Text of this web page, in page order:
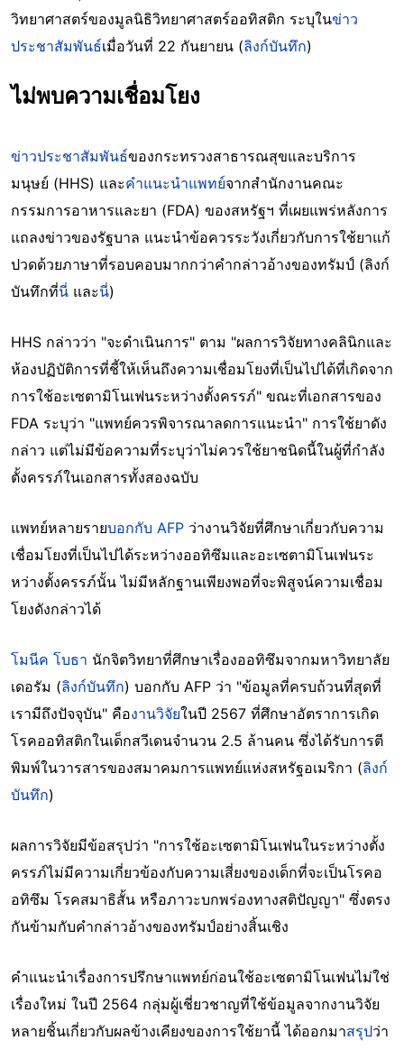
วิทยาศาสตร์ของมูลนิธิวิทยาศาสตร์ออทิสติก ระบุในข่าว
ประชาสัมพันธ์เมื่อวันที่ 22 กันยายน (ลิงก์บันทึก)
ไม่พบความเชื่อมโยง
ข่าวประชาสัมพันธ์ของกระทรวงสาธารณสุขและบริการ
มนุษย์ (HHS) และคำแนะนำแพทย์จากสำนักงานคณะ
กรรมการอาหารและยา (FDA) ของสหรัฐฯ ที่เผยแพร่หลังการ
แถลงข่าวของรัฐบาล แนะนำข้อควรระวังเกี่ยวกับการใช้ยาแก้
ปวดด้วยภาษาที่รอบคอบมากกว่าคำกล่าวอ้างของทรัมป์ (ลิงก์
บันทึกที่นี่ และนี่)
HHS กล่าวว่า "จะดำเนินการ" ตาม "ผลการวิจัยทางคลินิกและ
ห้องปฏิบัติการที่ชี้ให้เห็นถึงความเชื่อมโยงที่เป็นไปได้ที่เกิดจาก
การใช้อะเซตามิโนเฟนระหว่างตั้งครรภ์" ขณะที่เอกสารของ
FDA ระบุว่า "แพทย์ควรพิจารณาลดการแนะนำ" การใช้ยาดัง
กล่าว แต่ไม่มีข้อความที่ระบุว่าไม่ควรใช้ยาชนิดนี้ในผู้ที่กำลัง
ตั้งครรภ์ในเอกสารทั้งสองฉบับ
แพทย์หลายรายบอกกับ AFP ว่างานวิจัยที่ศึกษาเกี่ยวกับความ
เชื่อมโยงที่เป็นไปได้ระหว่างออทิซึมและอะเซตามิโนเฟนระ
หว่างตั้งครรภ์นั้น ไม่มีหลักฐานเพียงพอที่จะพิสูจน์ความเชื่อม
โยงดังกล่าวได้
โมนีค โบธา นักจิตวิทยาที่ศึกษาเรื่องออทิซึมจากมหาวิทยาลัย
เดอรัม (ลิงก์บันทึก) บอกกับ AFP ว่า "ข้อมูลที่ครบถ้วนที่สุดที่
เรามีถึงปัจจุบัน" คืองานวิจัยในปี 2567 ที่ศึกษาอัตราการเกิด
โรคออทิสติกในเด็กสวีเดนจำนวน 2.5 ล้านคน ซึ่งได้รับการตี
พิมพ์ในวารสารของสมาคมการแพทย์แห่งสหรัฐอเมริกา (ลิงก์
บันทึก)
ผลการวิจัยมีข้อสรุปว่า "การใช้อะเซตามิโนเฟนในระหว่างตั้ง
ครรภ์ไม่มีความเกี่ยวข้องกับความเสี่ยงของเด็กที่จะเป็นโรคอ
อทิซึม โรคสมาธิสั้น หรือภาวะบกพร่องทางสติปัญญา" ซึ่งตรง
กันข้ามกับคำกล่าวอ้างของทรัมป์อย่างสิ้นเชิง
คำแนะนำเรื่องการปรึกษาแพทย์ก่อนใช้อะเซตามิโนเฟนไม่ใช่
เรื่องใหม่ ในปี 2564 กลุ่มผู้เชี่ยวชาญที่ใช้ข้อมูลจากงานวิจัย
หลายชิ้นเกี่ยวกับผลข้างเคียงของการใช้ยานี้ ได้ออกมาสรุปว่า